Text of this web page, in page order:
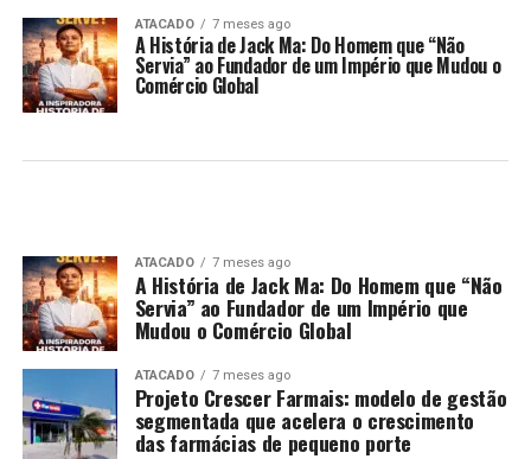
ATACADO 7 meses ago
A História de Jack Ma: Do Homem que “Não
Servia” ao Fundador de um Império que Mudou o
Comércio Global
ATACADO 7 meses ago
A História de Jack Ma: Do Homem que “Não
Servia” ao Fundador de um Império que
Mudou o Comércio Global
ATACADO 7 meses ago
Projeto Crescer Farmais: modelo de gestão
segmentada que acelera o crescimento
das farmácias de pequeno porte